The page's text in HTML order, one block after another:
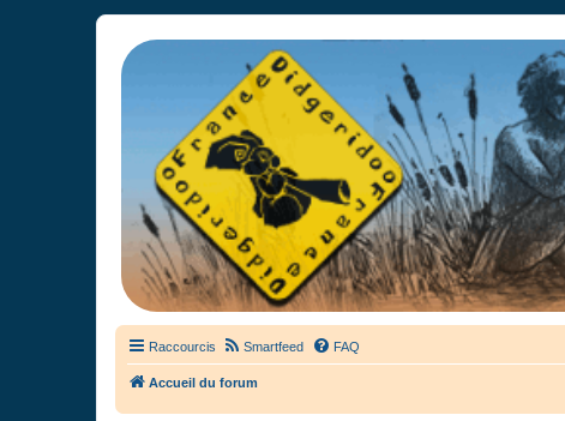
France Didgeridoo
Didgeridoo et Guimbarde sur France Didgeridoo - retrouvez la communauté.
Raccourcis Smartfeed FAQ
Accueil du forum